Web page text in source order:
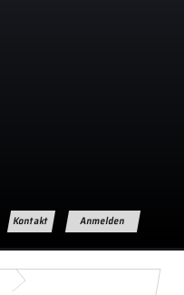
Anmelden
Kontakt